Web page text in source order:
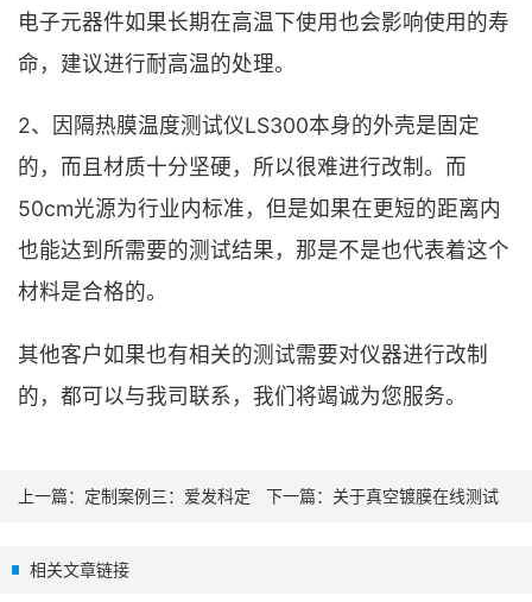
电子元器件如果长期在高温下使用也会影响使用的寿
命，建议进行耐高温的处理。
2、因隔热膜温度测试仪LS300本身的外壳是固定
的，而且材质十分坚硬，所以很难进行改制。而
50cm光源为行业内标准，但是如果在更短的距离内
也能达到所需要的测试结果，那是不是也代表着这个
材料是合格的。
其他客户如果也有相关的测试需要对仪器进行改制
的，都可以与我司联系，我们将竭诚为您服务。
上一篇： 定制案例三：爱发科定 下一篇： 关于真空镀膜在线测试
相关文章链接